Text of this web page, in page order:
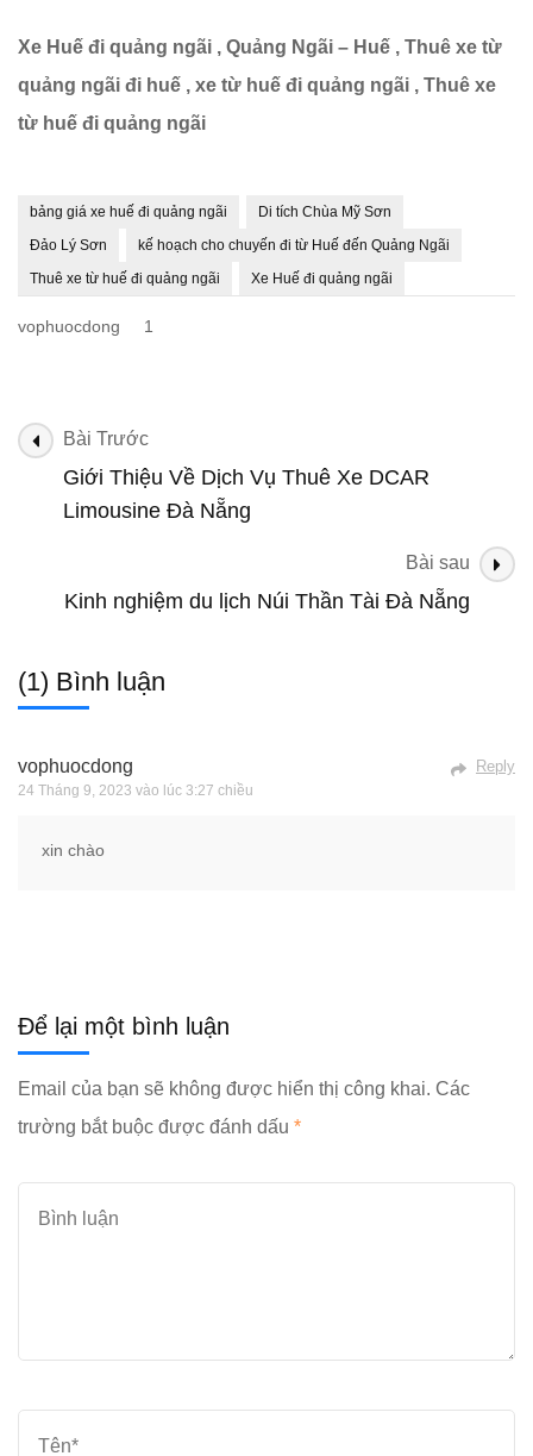
Xe Huế đi quảng ngãi , Quảng Ngãi – Huế , Thuê xe từ
quảng ngãi đi huế , xe từ huế đi quảng ngãi , Thuê xe
từ huế đi quảng ngãi
bảng giá xe huế đi quảng ngãi
Di tích Chùa Mỹ Sơn
Đảo Lý Sơn
kế hoạch cho chuyến đi từ Huế đến Quảng Ngãi
Thuê xe từ huế đi quảng ngãi
Xe Huế đi quảng ngãi
vophuocdong 1
Điều
hướng
Bài Trước
Giới Thiệu Về Dịch Vụ Thuê Xe DCAR
Limousine Đà Nẵng
Bài sau
Kinh nghiệm du lịch Núi Thần Tài Đà Nẵng
(1) Bình luận
vophuocdong
24 Tháng 9, 2023 vào lúc 3:27 chiều
Reply
xin chào
Để lại một bình luận
Email của bạn sẽ không được hiển thị công khai. Các
trường bắt buộc được đánh dấu *